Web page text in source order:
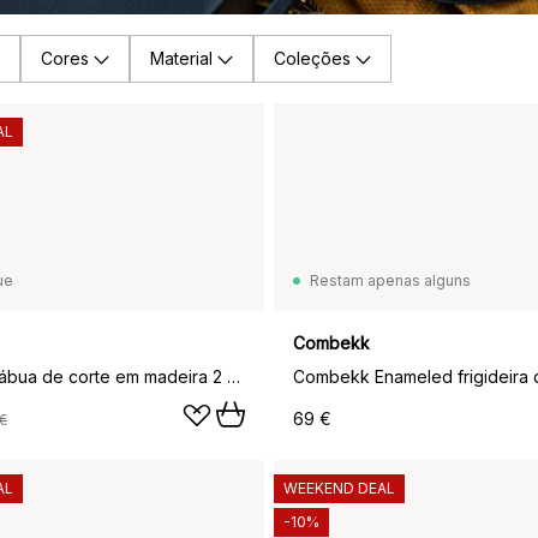
Cores Material Coleções
Combekk tábua de corte em madeira 2 peças, Castanho
Restam apenas alguns
Combekk
69 €
WEEKEND DEAL
-10%